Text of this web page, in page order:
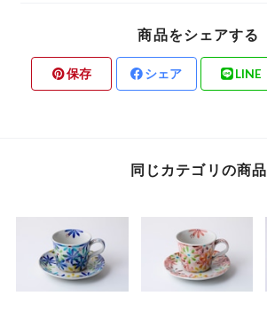
商品をシェアする
保存 シェア LINE
同じカテゴリの商品